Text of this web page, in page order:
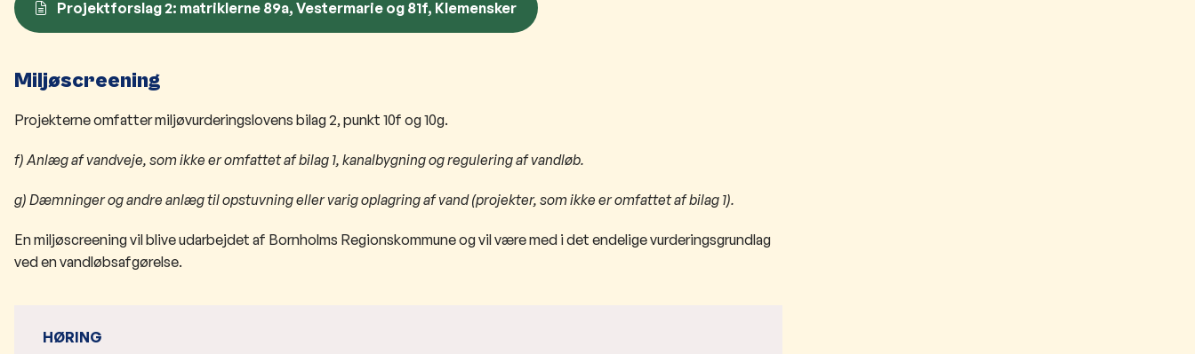
Projektforslag 2: matriklerne 89a, Vestermarie og 81f, Klemensker
Miljøscreening
Projekterne omfatter miljøvurderingslovens bilag 2, punkt 10f og 10g.
f) Anlæg af vandveje, som ikke er omfattet af bilag 1, kanalbygning og regulering af vandløb.
g) Dæmninger og andre anlæg til opstuvning eller varig oplagring af vand (projekter, som ikke er omfattet af bilag 1).
En miljøscreening vil blive udarbejdet af Bornholms Regionskommune og vil være med i det endelige vurderingsgrundlag
ved en vandløbsafgørelse.
HØRING